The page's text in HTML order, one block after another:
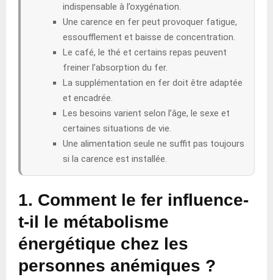
indispensable à l’oxygénation.
Une carence en fer peut provoquer fatigue,
essoufflement et baisse de concentration.
Le café, le thé et certains repas peuvent
freiner l’absorption du fer.
La supplémentation en fer doit être adaptée
et encadrée.
Les besoins varient selon l’âge, le sexe et
certaines situations de vie.
Une alimentation seule ne suffit pas toujours
si la carence est installée.
1. Comment le fer influence-
t-il le métabolisme
énergétique chez les
personnes anémiques ?